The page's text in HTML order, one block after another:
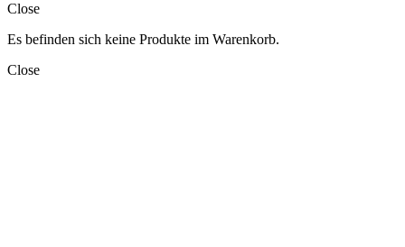
Close
Es befinden sich keine Produkte im Warenkorb.
Close